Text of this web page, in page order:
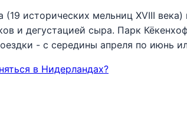
исторических мельниц XVIII
и дегустацией сыра. Парк
- с середины апреля по июнь
в Нидерландах?